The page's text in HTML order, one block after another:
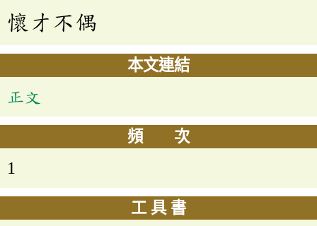
懷才不偶
本文連結
正文
頻 次
1
工 具 書